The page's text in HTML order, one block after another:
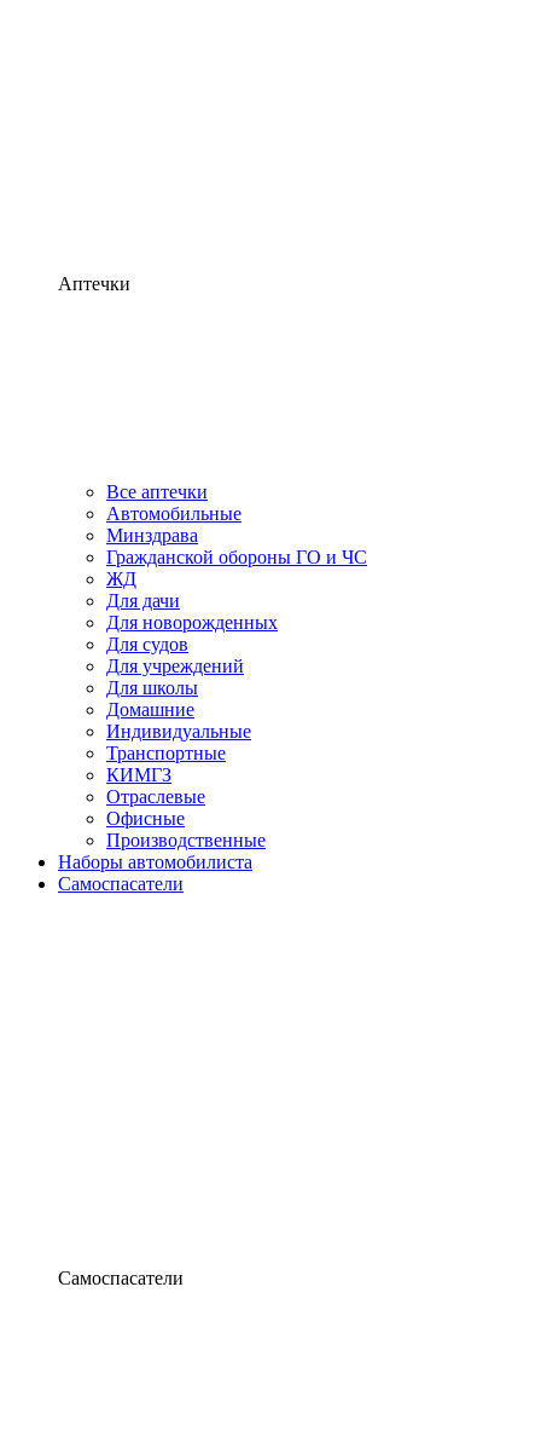
Аптечки
Все аптечки
Автомобильные
Минздрава
Гражданской обороны ГО и ЧС
ЖД
Для дачи
Для новорожденных
Для судов
Для учреждений
Для школы
Домашние
Индивидуальные
Транспортные
КИМГЗ
Отраслевые
Офисные
Производственные
Наборы автомобилиста
Самоспасатели
Самоспасатели